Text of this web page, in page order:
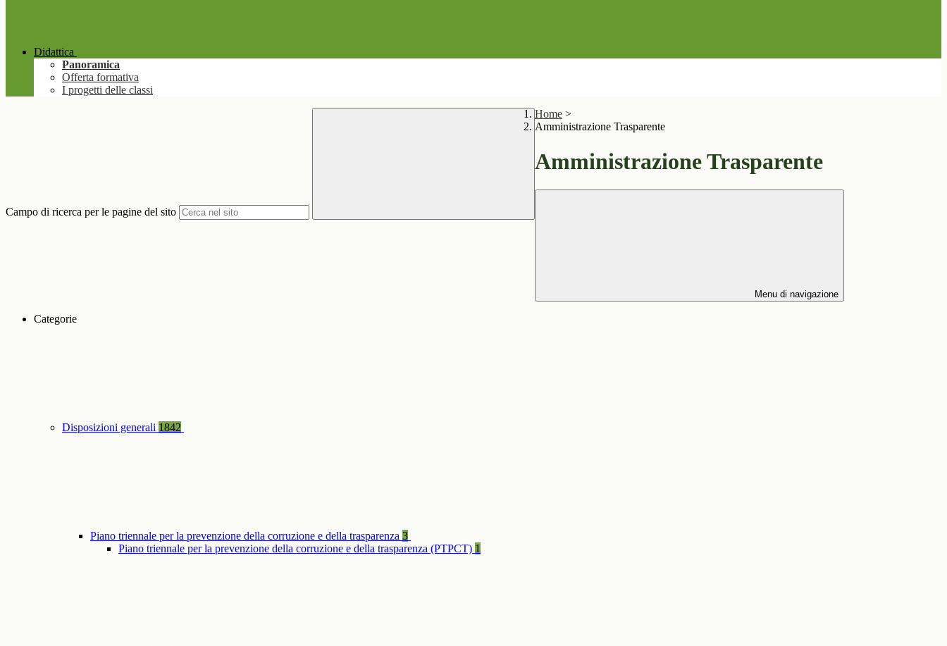
Didattica
Panoramica
Offerta formativa
I progetti delle classi
Campo di ricerca per le pagine del sito
Home >
Amministrazione Trasparente
Amministrazione Trasparente
Menu di navigazione
Categorie
Disposizioni generali 1842
Piano triennale per la prevenzione della corruzione e della trasparenza 3
Piano triennale per la prevenzione della corruzione e della trasparenza (PTPCT) 1